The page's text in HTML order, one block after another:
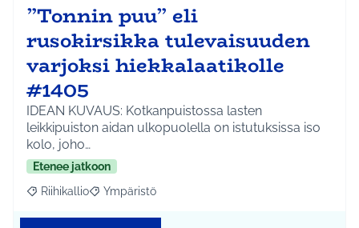
”Tonnin puu” eli
rusokirsikka tulevaisuuden
varjoksi hiekkalaatikolle
#1405
IDEAN KUVAUS: Kotkanpuistossa lasten
leikkipuiston aidan ulkopuolella on istutuksissa iso
kolo, joho…
Etenee jatkoon
Rajaa tulokset aihepiirin mukaan: Riihikallio
Riihikallio Rajaa tulokset teeman mukaan: Ympäristö
Ympäristö